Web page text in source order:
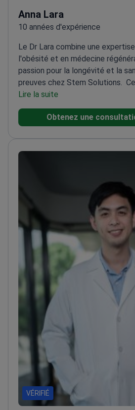
Anna Lara
10 années d'expérience
Le Dr Lara combine une
l'obésité et en médecine
passion pour la longévité et la
preuves chez Stem Solutions.
la World Obesity Federation
l'International Society for Stem
ApplicationMaster en nutrition
réglementaires de la COFEPRIS
Lire la suite
Obtenez une
VÉRIFIÉ